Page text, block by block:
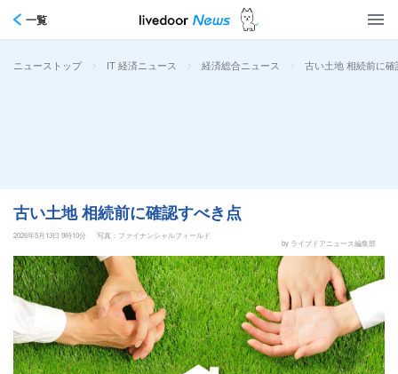
一覧
ニューストップ > IT 経済ニュース > 経済総合ニュース > 古い土地 相続前に
古い土地 相続前に確認すべき点
2026年5月13日 9時10分
写真：ファイナンシャルフィールド
by ライブドアニュース編集部